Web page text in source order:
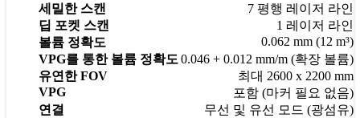
세밀한 스캔
7 평행 레이저 라인
딥 포켓 스캔
1 레이저 라인
볼륨 정확도
0.062 mm (12 m³)
VPG를 통한 볼륨 정확도 0.046 + 0.012 mm/m (확장 볼륨)
유연한 FOV
최대 2600 x 2200 mm
VPG
포함 (마커 필요 없음)
연결
무선 및 유선 모드 (광섬유)